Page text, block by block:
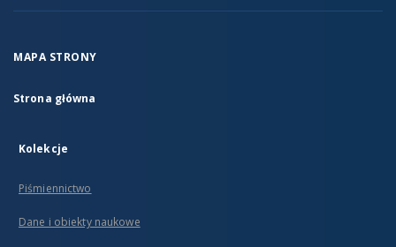
MAPA STRONY
Strona główna
Kolekcje
Piśmiennictwo
Dane i obiekty naukowe